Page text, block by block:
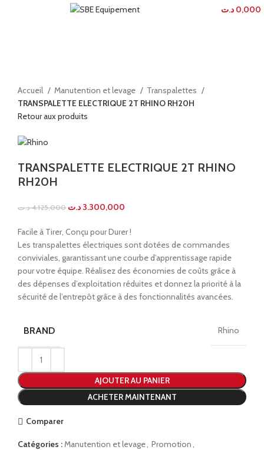
0,000 د.ت
Accueil
Manutention et levage
Transpalettes
TRANSPALETTE ELECTRIQUE 2T RHINO RH20H
Retour aux produits
TRANSPALETTE ELECTRIQUE 2T RHINO
RH20H
4.125,000 د.ت 3.300,000 د.ت
Facile à Tirer, Conçu pour Durer !
Les transpalettes électriques sont dotées de commandes
conviviales, garantissant une courbe d’apprentissage rapide
pour votre équipe. Réalisez des économies de coûts grâce à
des dépenses d’exploitation réduites et donnez la priorité à la
sécurité de l’entrepôt grâce à des fonctionnalités avancées.
BRAND Rhino
AJOUTER AU PANIER
ACHETER MAINTENANT
Comparer
Catégories :Manutention et levage, Promotion,